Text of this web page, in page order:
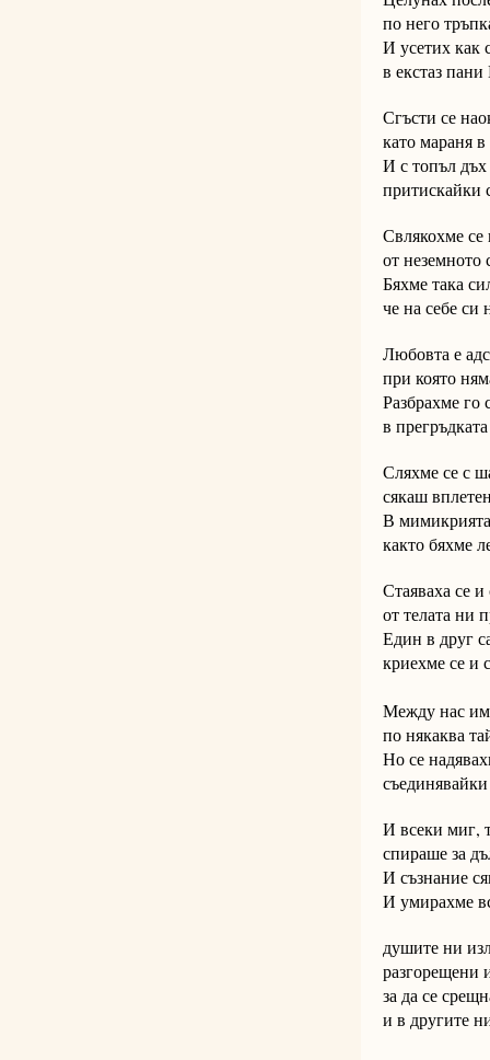
по него
И усетих как
в екстаз
Сгъсти се
като мараня в
И с топъл
притискайки
Свлякохме се
от неземното
Бяхме така
че на себе си
Любовта е
при която
Разбрахме го
в
Сляхме се с
сякаш
В
както бяхме
Стаяваха се
от телата ни
Един в друг
криехме се и
Между нас
по някаква
Но се
И всеки миг,
спираше за
И съзнание
И умирахме
душите ни
разгорещени
за да се
и в другите